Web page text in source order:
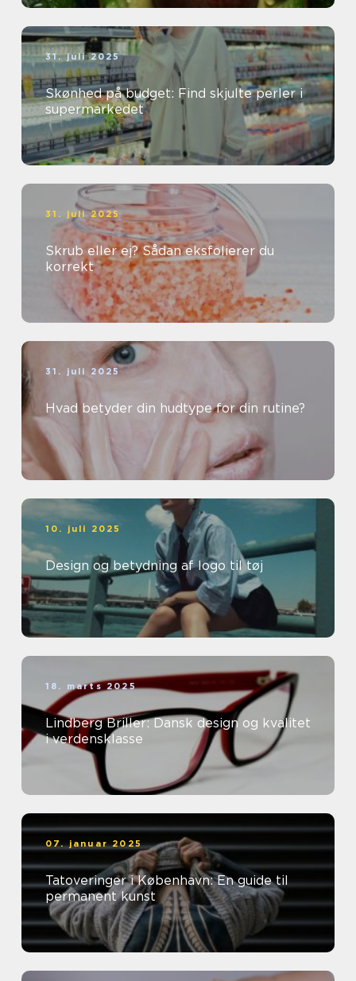
31. juli 2025
Skønhed på budget: Find skjulte perler i
supermarkedet
31. juli 2025
Skrub eller ej? Sådan eksfolierer du
korrekt
31. juli 2025
Hvad betyder din hudtype for din rutine?
10. juli 2025
Design og betydning af logo til tøj
18. marts 2025
Lindberg Briller: Dansk design og kvalitet
i verdensklasse
07. januar 2025
Tatoveringer i København: En guide til
permanent kunst